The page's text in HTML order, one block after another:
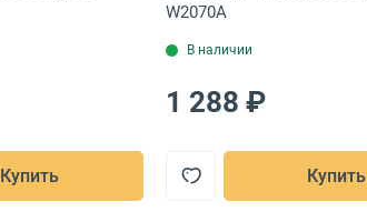
Купить
W2070A
В наличии
1 288 ₽
Купить